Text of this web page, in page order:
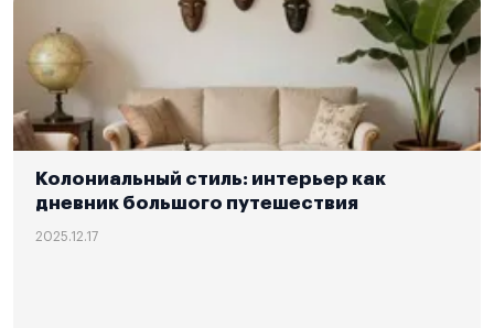
Колониальный стиль: интерьер как
дневник большого путешествия
2025.12.17